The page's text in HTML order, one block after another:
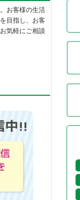
お客様の生活
目指し、お客
気軽にご相談